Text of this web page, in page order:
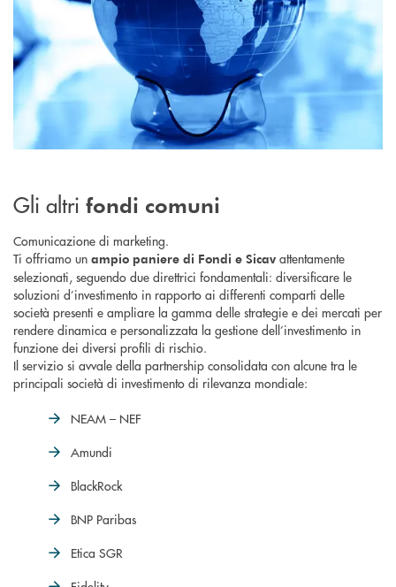
Gli altri fondi comuni
Comunicazione di marketing.
Ti offriamo un ampio paniere di Fondi e Sicav attentamente
selezionati, seguendo due direttrici fondamentali: diversificare le
soluzioni d’investimento in rapporto ai differenti comparti delle
società presenti e ampliare la gamma delle strategie e dei mercati per
rendere dinamica e personalizzata la gestione dell’investimento in
funzione dei diversi profili di rischio.
Il servizio si avvale della partnership consolidata con alcune tra le
principali società di investimento di rilevanza mondiale:
NEAM – NEF
Amundi
BlackRock
BNP Paribas
Etica SGR